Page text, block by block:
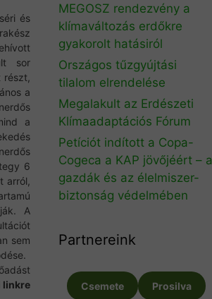
és
sor
részt,
a
a
6
arról,
A
sem
linkre
MEGOSZ rendezvény a
klímaváltozás erdőkre
gyakorolt hatásiról
Országos tűzgyújtási
tilalom elrendelése
Megalakult az Erdészeti
Klímaadaptációs Fórum
Petíciót indított a Copa-
Cogeca a KAP jövőjéért – a
gazdák és az élelmiszer-
biztonság védelmében
Partnereink
Csemete Prosilva